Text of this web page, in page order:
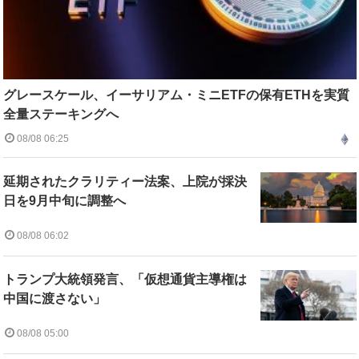
グレースケール、イーサリアム・ミニETFの保有ETHを実質
全量ステーキングへ
08/08 06:25
延期されたクラリティー法案、上院が採決
日を9月中旬に調整へ
08/08 06:02
トランプ大統領発言、「仮想通貨主導権は
中国に渡さない」
08/08 05:00